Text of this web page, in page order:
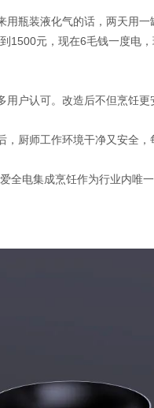
用瓶装液化气的话，两天用
1500元，现在6毛钱一度电
用户认可。改造后不但烹饪
，厨师工作环境干净又安全
全电集成烹饪作为行业内唯